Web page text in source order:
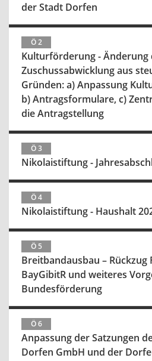
der Stadt Dorfen
Ö 2
Kulturförderung - Änderung
Zuschussabwicklung aus
Gründen: a) Anpassung
b) Antragsformulare, c)
die Antragstellung
Ö 3
Nikolaistiftung -
Ö 4
Nikolaistiftung - Haushalt
Ö 5
Breitbandausbau –
BayGibitR und weiteres
Bundesförderung
Ö 6
Anpassung der Satzungen
Dorfen GmbH und der